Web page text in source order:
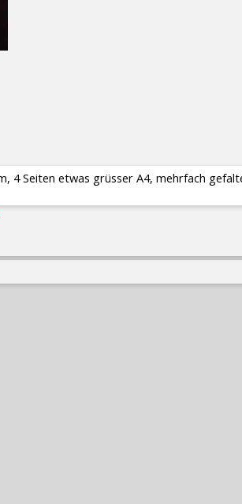
4 Seiten etwas grüsser A4, mehrfach